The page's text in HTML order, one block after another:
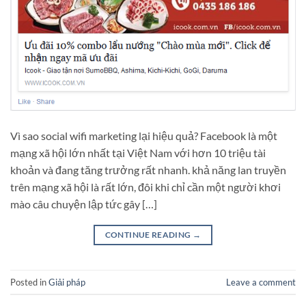
Vì sao social wifi marketing lại hiệu quả? Facebook là một
mạng xã hội lớn nhất tại Việt Nam với hơn 10 triệu tài
khoản và đang tăng trưởng rất nhanh. khả năng lan truyền
trên mạng xã hội là rất lớn, đôi khi chỉ cần một người khơi
mào câu chuyện lập tức gây […]
CONTINUE READING →
Posted inGiải pháp Leave a comment